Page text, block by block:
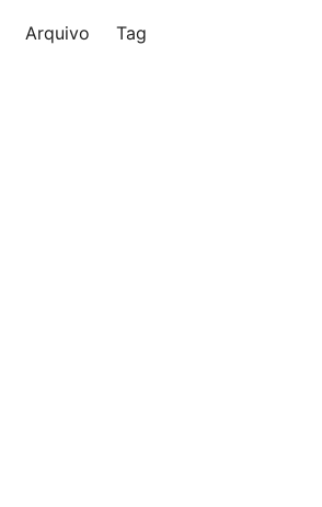
Arquivo Tag